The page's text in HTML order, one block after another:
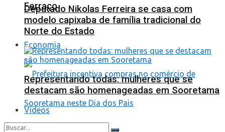
Ferraço
Economia
Deputado Nikolas Ferreira se casa com
modelo capixaba de família tradicional do
Norte do Estado
Representando todas: mulheres que se
destacam são homenageadas em Sooretama
Videos